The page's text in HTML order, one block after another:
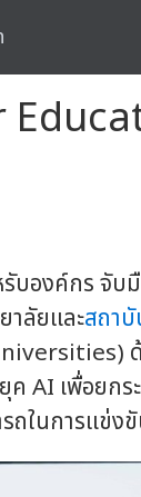
บองค์กร จั
าลัยและสถา
ด้
AI เพื่อยกร
ในการแข่งขั